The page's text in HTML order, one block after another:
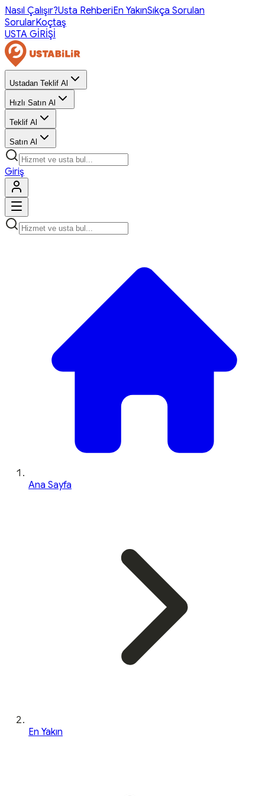
Nasıl Çalışır?Usta RehberiEn YakınSıkça Sorulan
SorularKoçtaş
USTA GİRİŞİ
Ustadan Teklif Al
Hızlı Satın Al
Teklif Al
Satın Al
Giriş
Ana Sayfa
En Yakın